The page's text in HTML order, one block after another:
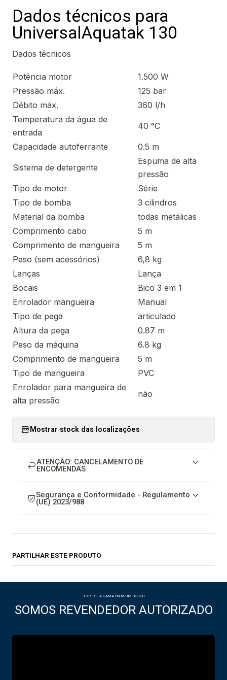
Dados técnicos para
UniversalAquatak 130
Dados técnicos
Potência motor
1.500 W
Pressão máx.
125 bar
Débito máx.
360 l/h
Temperatura da água de
entrada
40 °C
Capacidade autoferrante 0.5 m
Sistema de detergente
Espuma de alta
pressão
Tipo de motor
Série
Tipo de bomba
3 cilindros
Material da bomba
todas metálicas
Comprimento cabo
5 m
Comprimento de mangueira
5 m
Peso (sem acessórios)
6,8 kg
Lanças
Lança
Bocais
Bico 3 em 1
Enrolador mangueira
Manual
Tipo de pega
articulado
Altura da pega
0.87 m
Peso da máquina
6.8 kg
Comprimento de mangueira
5 m
Tipo de mangueira
PVC
Enrolador para mangueira de
alta pressão
não
Mostrar stock das localizações
ATENÇÃO: CANCELAMENTO DE
ENCOMENDAS
Segurança e Conformidade - Regulamento
(UE) 2023/988
PARTILHAR ESTE PRODUTO
-EXPERT- A GAMA PREMIUM BOSCH
SOMOS REVENDEDOR AUTORIZADO